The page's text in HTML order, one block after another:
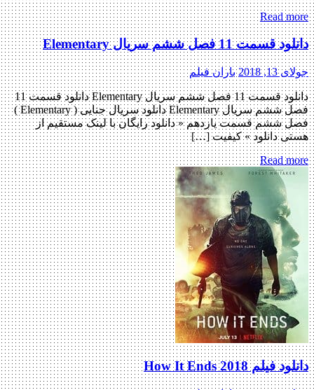
Read more
دانلود قسمت 11 فصل ششم سریال Elementary
جولای 13, 2018 باران فیلم
دانلود قسمت 11 فصل ششم سریال Elementary دانلود قسمت 11
فصل ششم سریال Elementary دانلود سریال جنایی ( Elementary )
فصل ششم قسمت یازدهم « دانلود رایگان با لینک مستقیم از
هستی دانلود » کیفیت […]
Read more
دانلود فیلم How It Ends 2018